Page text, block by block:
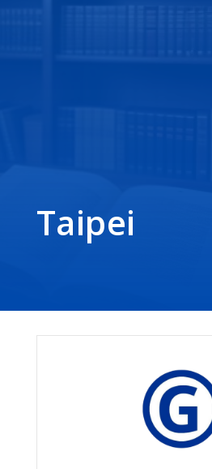
Taipei